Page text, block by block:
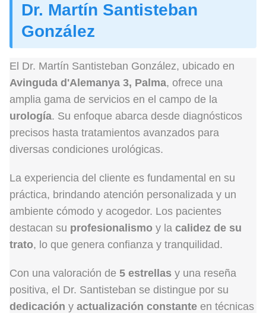
Dr. Martín Santisteban
González
El Dr. Martín Santisteban González, ubicado en
Avinguda d'Alemanya 3, Palma, ofrece una
amplia gama de servicios en el campo de la
urología. Su enfoque abarca desde diagnósticos
precisos hasta tratamientos avanzados para
diversas condiciones urológicas.
La experiencia del cliente es fundamental en su
práctica, brindando atención personalizada y un
ambiente cómodo y acogedor. Los pacientes
destacan su profesionalismo y la calidez de su
trato, lo que genera confianza y tranquilidad.
Con una valoración de 5 estrellas y una reseña
positiva, el Dr. Santisteban se distingue por su
dedicación y actualización constante en técnicas